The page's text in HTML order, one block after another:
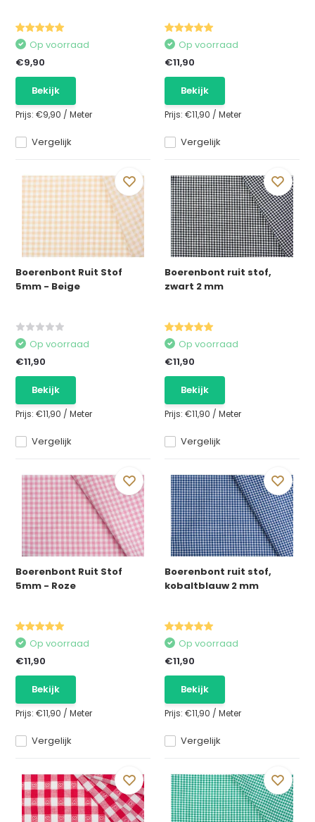
Vergelijk
Op voorraad
€9,90
Bekijk
Prijs:€9,90 /Meter
Vergelijk
Op voorraad
€11,90
Bekijk
Prijs: €11,90 / Meter
Boerenbont Ruit Stof
5mm - Beige
Vergelijk
Op voorraad
€11,90
Bekijk
Prijs:€11,90 /Meter
Boerenbont ruit stof,
zwart 2 mm
Vergelijk
Op voorraad
€11,90
Bekijk
Prijs: €11,90 / Meter
Boerenbont Ruit Stof
5mm - Roze
Vergelijk
Op voorraad
€11,90
Bekijk
Prijs:€11,90 /Meter
Boerenbont ruit stof,
kobaltblauw 2 mm
Vergelijk
Op voorraad
€11,90
Bekijk
Prijs: €11,90 / Meter